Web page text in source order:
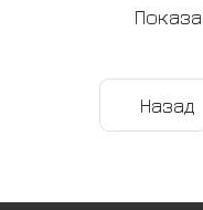
Назад